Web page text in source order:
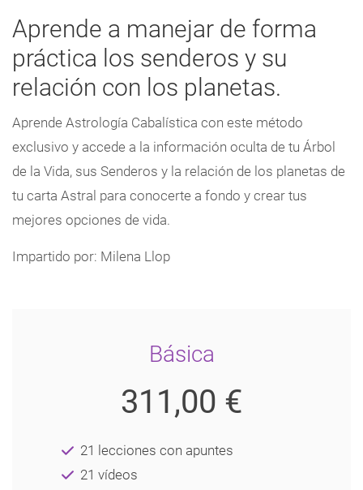
Aprende a manejar de forma
práctica los senderos y su
relación con los planetas.
Aprende Astrología Cabalística con este método
exclusivo y accede a la información oculta de tu Árbol
de la Vida, sus Senderos y la relación de los planetas de
tu carta Astral para conocerte a fondo y crear tus
mejores opciones de vida.
Impartido por: Milena Llop
Básica
311,00 €
21 lecciones con apuntes
21 vídeos